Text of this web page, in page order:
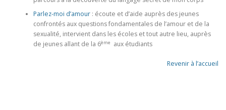
Parlez-moi d’amour: écoute et d’aide auprès des jeunes
confrontés aux questions fondamentales de l’amour et de la
sexualité, intervient dans les écoles et tout autre lieu, auprès
de jeunes allant de la 6ème aux étudiants
Revenir à l’accueil